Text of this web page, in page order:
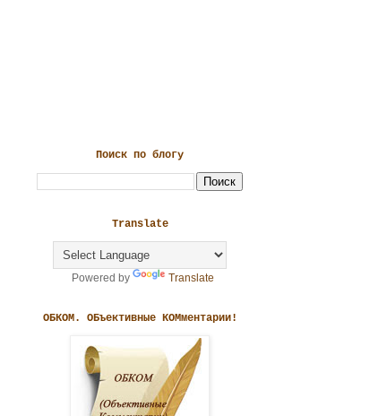
Поиск по блогу
Translate
Powered by Translate
ОБКОМ. ОБъективные КОМментарии!